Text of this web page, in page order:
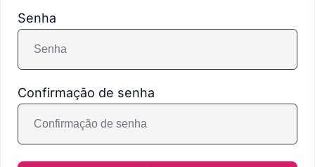
Senha
Confirmação de senha